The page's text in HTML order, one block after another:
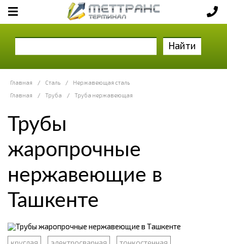
Найти
Главная / Сталь /
Нержавеющая сталь
Главная
/ Труба / Труба нержавеющая
Трубы
жаропрочные
нержавеющие в
Ташкенте